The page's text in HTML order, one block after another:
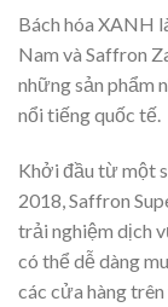
Bách hóa XANH
Nam và Saffron
những sản phẩm
nổi tiếng quốc tế.
Khởi đầu từ một
2018, Saffron
trải nghiệm dịch
có thể dễ dàng
các cửa hàng